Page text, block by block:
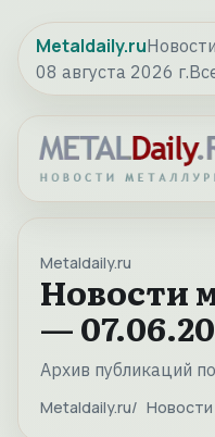
Metaldaily.ru
08 августа 2026 г.
Metaldaily.ru
Новости
—
Архив публикаций
Metaldaily.ru Новости